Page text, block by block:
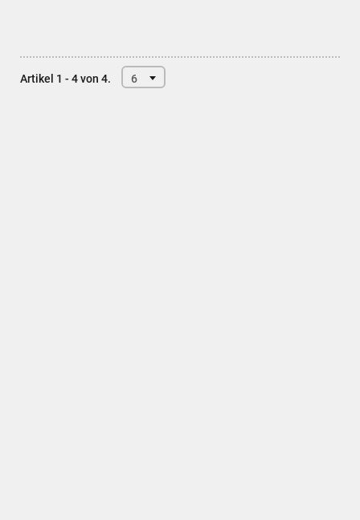
Artikel 1 - 4 von 4. 6